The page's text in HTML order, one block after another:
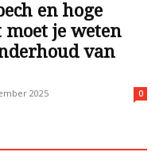
en hoge
je weten
van
2025 0